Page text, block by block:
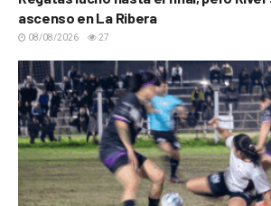
ascenso en La Ribera
08/08/2026 27